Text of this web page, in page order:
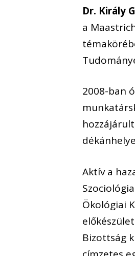
Dr. Király
a
2008-ban
Aktív a
Ökológiai
Bizottság